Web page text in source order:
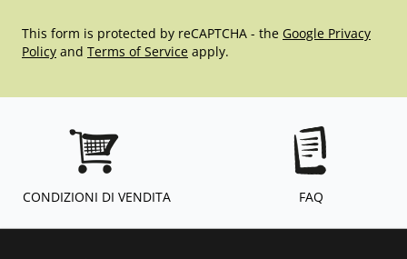
This form is protected by reCAPTCHA - the Google Privacy
Policy and Terms of Service apply.
CONDIZIONI DI VENDITA FAQ